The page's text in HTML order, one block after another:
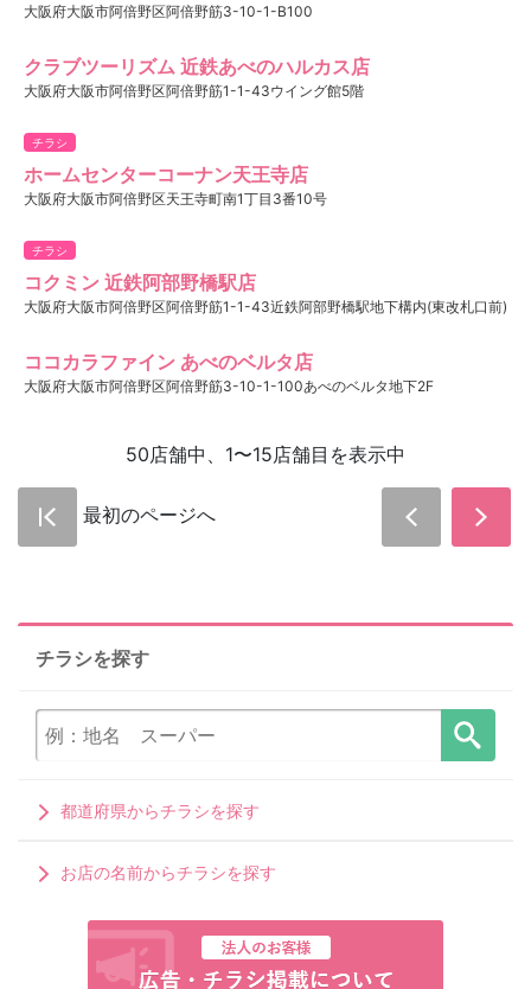
大阪府大阪市阿倍野区阿倍野筋3-10-1-B100
クラブツーリズム 近鉄あべのハルカス店
大阪府大阪市阿倍野区阿倍野筋1-1-43ウイング館5階
チラシ
ホームセンターコーナン天王寺店
大阪府大阪市阿倍野区天王寺町南1丁目3番10号
チラシ
コクミン 近鉄阿部野橋駅店
大阪府大阪市阿倍野区阿倍野筋1-1-43近鉄阿部野橋駅地下構内(東改札口前)
ココカラファイン あべのベルタ店
大阪府大阪市阿倍野区阿倍野筋3-10-1-100あべのベルタ地下2F
50店舗中、1〜15店舗目を表示中
最初のページへ
チラシを探す
都道府県からチラシを探す
お店の名前からチラシを探す